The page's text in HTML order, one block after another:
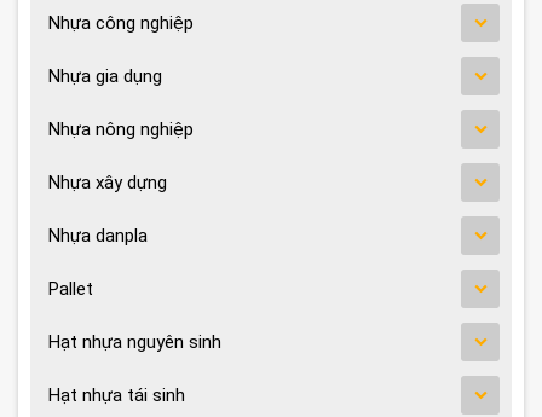
Nhựa công nghiệp
Nhựa gia dụng
Nhựa nông nghiệp
Nhựa xây dựng
Nhựa danpla
Pallet
Hạt nhựa nguyên sinh
Hạt nhựa tái sinh